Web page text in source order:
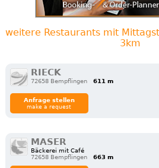
weitere Restaurants mit
3km
RIECK
72658 Bempflingen 611 m
Anfrage stellen
make a request
MASER
Bäckerei mit Café
72658 Bempflingen
663 m